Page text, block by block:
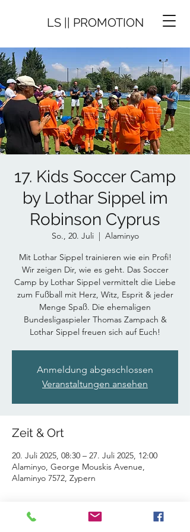
LS || PROMOTION
17. Kids Soccer Camp
by Lothar Sippel im
Robinson Cyprus
So., 20. Juli
  |
Alaminyo
Mit Lothar Sippel trainieren wie ein Profi!
Wir zeigen Dir, wie es geht. Das Soccer
Camp by Lothar Sippel vermittelt die Liebe
zum Fußball mit Herz, Witz, Esprit & jeder
Menge Spaß. Die ehemaligen
Bundesligaspieler Thomas Zampach &
Lothar Sippel freuen sich auf Euch!
Anmeldung abgeschlossen
Veranstaltungen ansehen
Zeit & Ort
20. Juli 2025, 08:30 – 27. Juli 2025, 12:00
Alaminyo, George Mouskis Avenue,
Alaminyo 7572, Zypern